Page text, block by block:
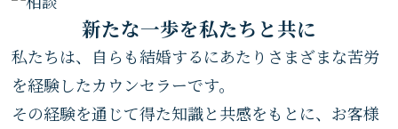
新たな一歩を私たちと共に
私たちは、自らも結婚するにあたりさまざまな苦労
を経験したカウンセラーです。
その経験を通じて得た知識と共感をもとに、お客様